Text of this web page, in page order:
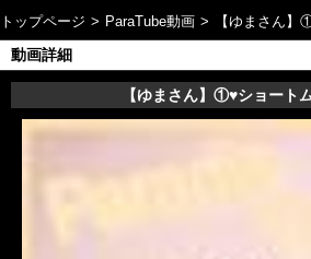
トップページ ParaTube動画 【ゆまさん
動画詳細
【ゆまさん】①♥️ショート